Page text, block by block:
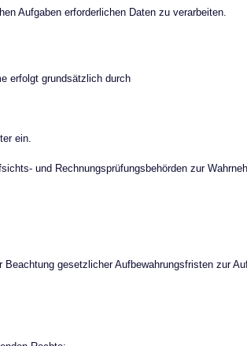
Aufgaben erforderlichen Daten zu verarbeiten.
erfolgt grundsätzlich durch
ein.
und Rechnungsprüfungsbehörden zur
gesetzlicher Aufbewahrungsfristen zur